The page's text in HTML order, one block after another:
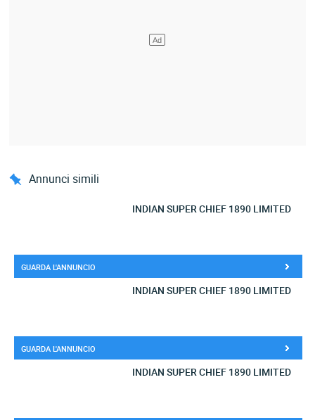
Annunci simili
INDIAN SUPER CHIEF 1890 LIMITED
GUARDA L'ANNUNCIO
INDIAN SUPER CHIEF 1890 LIMITED
GUARDA L'ANNUNCIO
INDIAN SUPER CHIEF 1890 LIMITED